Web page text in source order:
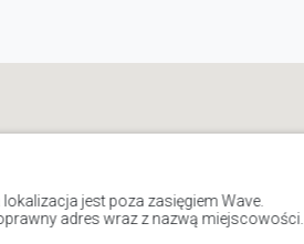
jest poza zasięgiem Wave.
adres wraz z nazwą miejscowości.